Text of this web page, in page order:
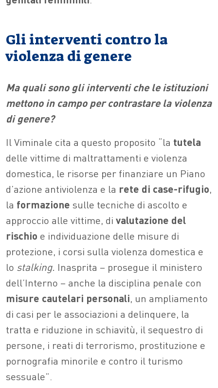
Gli interventi contro la
violenza di genere
Ma quali sono gli interventi che le istituzioni
mettono in campo per contrastare la violenza
di genere?
Il Viminale cita a questo proposito “la tutela
delle vittime di maltrattamenti e violenza
domestica, le risorse per finanziare un Piano
d’azione antiviolenza e la rete di case-rifugio,
la formazione sulle tecniche di ascolto e
approccio alle vittime, di valutazione del
rischio e individuazione delle misure di
protezione, i corsi sulla violenza domestica e
lo stalking. Inasprita – prosegue il ministero
dell’Interno – anche la disciplina penale con
misure cautelari personali, un ampliamento
di casi per le associazioni a delinquere, la
tratta e riduzione in schiavitù, il sequestro di
persone, i reati di terrorismo, prostituzione e
pornografia minorile e contro il turismo
sessuale”.